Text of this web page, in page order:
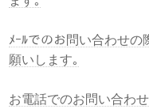
ﾒｰﾙでのお問い合わせ
願いします｡
お電話でのお問い合わ